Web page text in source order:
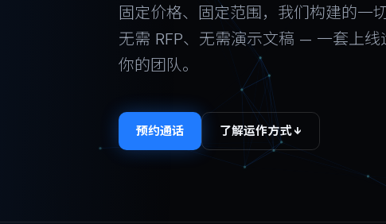
固定价格、固定范围，我们构建的一
无需 RFP、无需演示文稿 — 一套上
你的团队。
预约通话 了解运作方式 ↓